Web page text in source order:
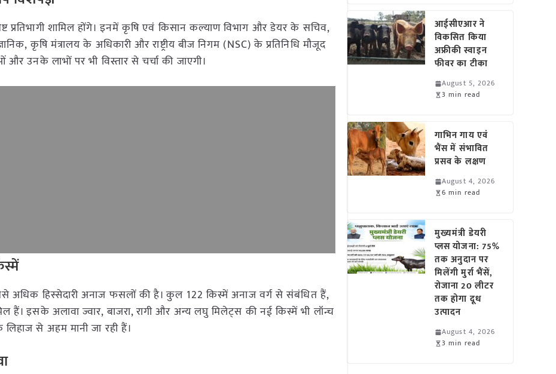
प्रतिभागी शामिल होंगे। इनमें कृषि एवं किसान कल्याण विभाग और डेयर के सचिव,
कृषि मंत्रालय के अधिकारी और राष्ट्रीय बीज निगम (NSC) के प्रतिनिधि मौजूद
उनके लाभों पर भी विस्तार से चर्चा की जाएगी।
अधिक हिस्सेदारी अनाज फसलों की है। कुल 122 किस्में अनाज वर्ग से संबंधित हैं,
इसके अलावा ज्वार, बाजरा, रागी और अन्य लघु मिलेट्स की नई किस्में भी लॉन्च
से अहम मानी जा रही हैं।
आईसीएआर ने
विकसित किया
अफ्रीकी स्वाइन
फीवर का टीका
August 5, 2026
3 min read
गाभिन गाय एवं
भैंस में संभावित
प्रसव के लक्षण
August 4, 2026
6 min read
मुख्यमंत्री डेयरी
प्लस योजना: 75%
तक अनुदान पर
मिलेंगी मुर्रा भैंसें,
रोजाना 20 लीटर
तक होगा दूध
उत्पादन
August 4, 2026
3 min read